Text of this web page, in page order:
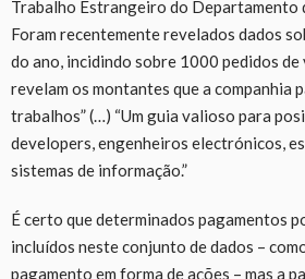
Trabalho Estrangeiro do Departamento
Foram recentemente revelados dados
do ano, incidindo sobre 1000 pedidos de
revelam os montantes que a companhia
trabalhos” (…) “Um guia valioso para
developers, engenheiros electrónicos,
sistemas de informação.”
É certo que determinados pagamentos
incluídos neste conjunto de dados –
pagamento em forma de ações – mas a